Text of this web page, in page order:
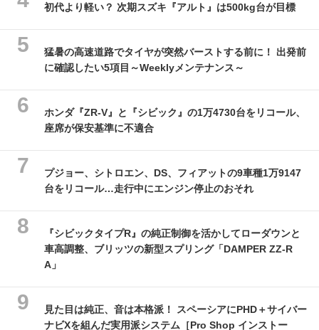
初代より軽い？ 次期スズキ『アルト』は500kg台が目標
猛暑の高速道路でタイヤが突然バーストする前に！ 出発前
に確認したい5項目～Weeklyメンテナンス～
ホンダ『ZR-V』と『シビック』の1万4730台をリコール、
座席が保安基準に不適合
プジョー、シトロエン、DS、フィアットの9車種1万9147
台をリコール…走行中にエンジン停止のおそれ
『シビックタイプR』の純正制御を活かしてローダウンと
車高調整、ブリッツの新型スプリング「DAMPER ZZ-R
A」
見た目は純正、音は本格派！ スペーシアにPHD＋サイバー
ナビXを組んだ実用派システム［Pro Shop インストー